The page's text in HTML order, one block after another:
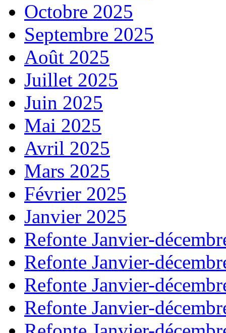
Octobre 2025
Septembre 2025
Août 2025
Juillet 2025
Juin 2025
Mai 2025
Avril 2025
Mars 2025
Février 2025
Janvier 2025
Refonte Janvier-
Refonte Janvier-
Refonte Janvier-
Refonte Janvier-